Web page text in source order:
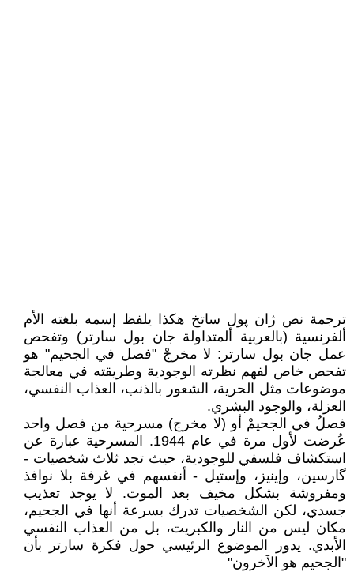
ترجمة نص ژان پول ساتخ هكذا يلفظ إسمه بلغته الأم
ألفرنسية (بالعربية ألمتداولة جان بول سارتر) وتفحص
عمل جان بول سارتر: لا مخرجْ "فصل في الجحيم" هو
تفحص خاص لفهم نظرته الوجودية وطريقته في معالجة
موضوعات مثل الحرية، الشعور بالذنب، العذاب النفسي،
العزلة، والوجود البشري.
فصلٌ في الجحيمْ أو (لا مخرج) مسرحية من فصل واحد
عُرضت لأول مرة في عام 1944. المسرحية عبارة عن
استكشاف فلسفي للوجودية، حيث تجد ثلاث شخصيات -
گارسين، وإينيز، وإستيل - أنفسهم في غرفة بلا نوافذ
ومفروشة بشكل مخيف بعد الموت. لا يوجد تعذيب
جسدي، لكن الشخصيات تدرك بسرعة أنها في الجحيم،
مكان ليس من النار والكبريت، بل من العذاب النفسي
الأبدي. يدور الموضوع الرئيسي حول فكرة سارتر بأن
"الجحيم هو الآخرون"